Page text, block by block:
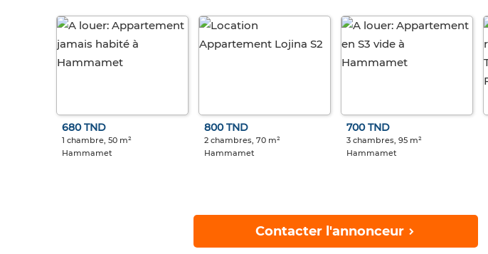
680 TND
1 chambre, 50 m²
Hammamet
800 TND
2 chambres, 70 m²
Hammamet
700 TND
3 chambres, 95 m²
Hammamet
Contacter l'annonceur